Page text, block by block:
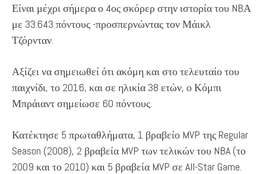
Είναι μέχρι σήμερα ο 4ος σκόρερ στην ιστορία του NBΑ
με 33.643 πόντους -προσπερνώντας τον Μάικλ
Τζόρνταν.
Αξίζει να σημειωθεί ότι ακόμη και στο τελευταίο του
παιχνίδι, το 2016, και σε ηλικία 38 ετών, ο Κόμπι
Μπράιαντ σημείωσε 60 πόντους.
Κατέκτησε 5 πρωταθλήματα, 1 βραβείο MVP της Regular
Season (2008), 2 βραβεία MVP των τελικών του NBA (το
2009 και το 2010) και 5 βραβεία MVP σε All-Star Game.